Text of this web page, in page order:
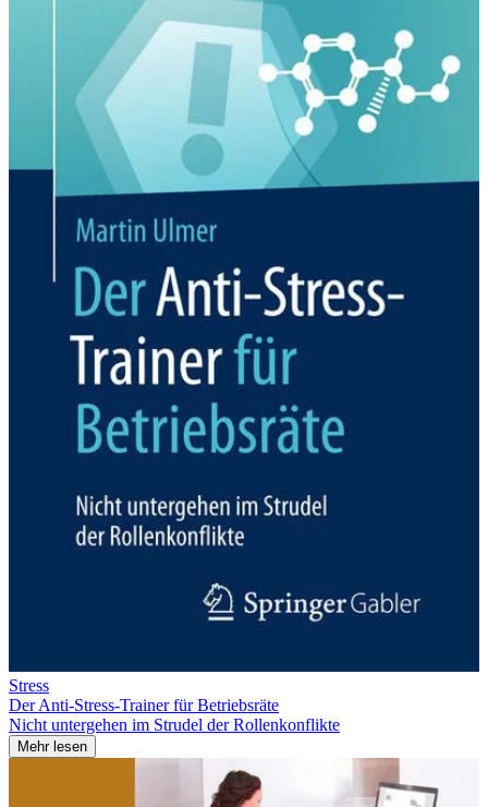
Stress
Der Anti-Stress-Trainer für Betriebsräte
Nicht untergehen im Strudel der Rollenkonflikte
Mehr lesen